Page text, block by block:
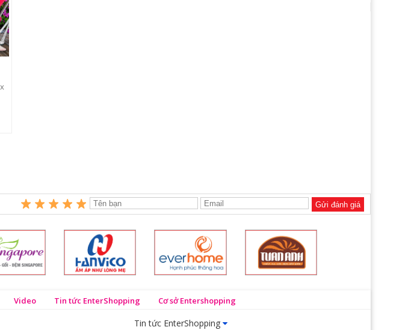
Gửi đánh giá
Video Tin tức EnterShopping Cơ sở Entershopping
Tin tức EnterShopping